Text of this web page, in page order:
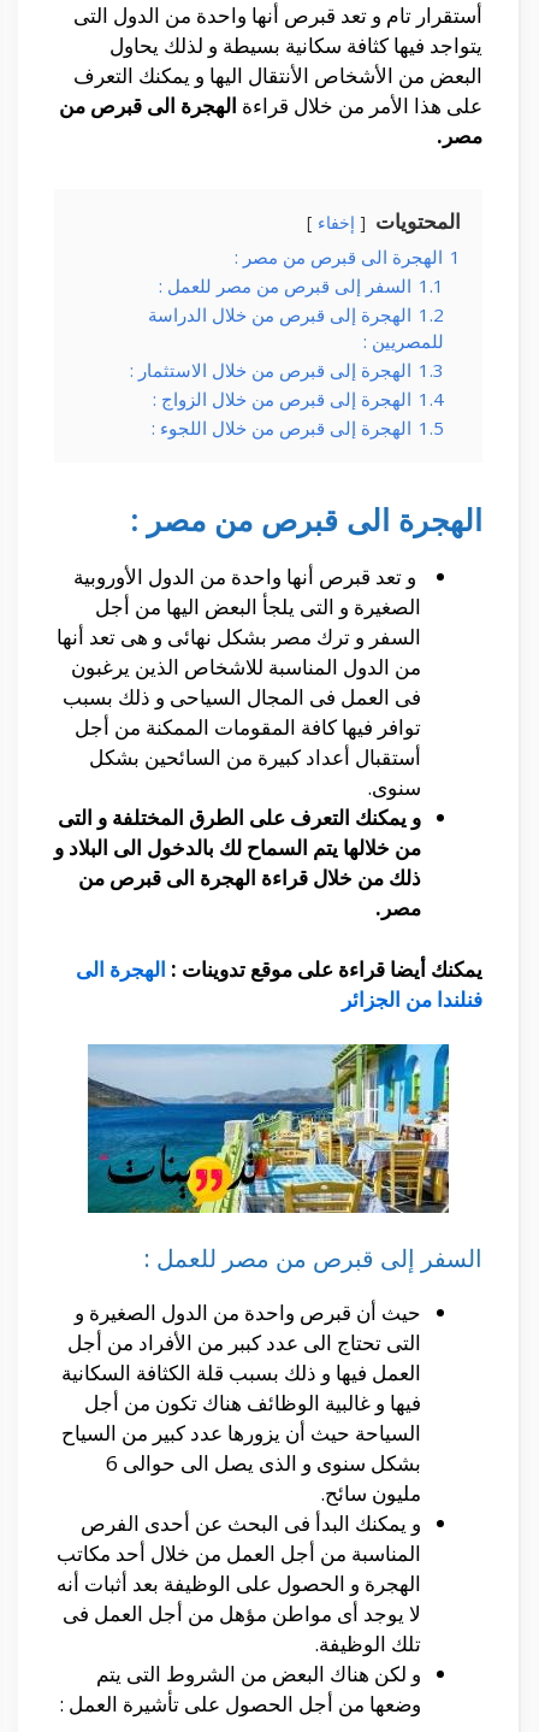
أستقرار تام و تعد قبرص أنها واحدة من الدول التى
يتواجد فيها كثافة سكانية بسيطة و لذلك يحاول
البعض من الأشخاص الأنتقال اليها و يمكنك التعرف
على هذا الأمر من خلال قراءة الهجرة الى قبرص من
مصر.
المحتويات إخفاء
1 الهجرة الى قبرص من مصر :
1.1 السفر إلى قبرص من مصر للعمل :
1.2 الهجرة إلى قبرص من خلال الدراسة
للمصريين :
1.3 الهجرة إلى قبرص من خلال الاستثمار :
1.4 الهجرة إلى قبرص من خلال الزواج :
1.5 الهجرة إلى قبرص من خلال اللجوء :
الهجرة الى قبرص من مصر :
و تعد قبرص أنها واحدة من الدول الأوروبية
الصغيرة و التى يلجأ البعض اليها من أجل
السفر و ترك مصر بشكل نهائى و هى تعد أنها
من الدول المناسبة للاشخاص الذين يرغبون
فى العمل فى المجال السياحى و ذلك بسبب
توافر فيها كافة المقومات الممكنة من أجل
أستقبال أعداد كبيرة من السائحين بشكل
سنوى.
و يمكنك التعرف على الطرق المختلفة و التى
من خلالها يتم السماح لك بالدخول الى البلاد و
ذلك من خلال قراءة الهجرة الى قبرص من
مصر.
يمكنك أيضا قراءة على موقع تدوينات : الهجرة الى
فنلندا من الجزائر
السفر إلى قبرص من مصر للعمل :
حيث أن قبرص واحدة من الدول الصغيرة و
التى تحتاج الى عدد كببر من الأفراد من أجل
العمل فيها و ذلك بسبب قلة الكثافة السكانية
فيها و غالبية الوظائف هناك تكون من أجل
السياحة حيث أن يزورها عدد كبير من السياح
بشكل سنوى و الذى يصل الى حوالى 6
مليون سائح.
و يمكنك البدأ فى البحث عن أحدى الفرص
المناسبة من أجل العمل من خلال أحد مكاتب
الهجرة و الحصول على الوظيفة بعد أثبات أنه
لا يوجد أى مواطن مؤهل من أجل العمل فى
تلك الوظيفة.
و لكن هناك البعض من الشروط التى يتم
وضعها من أجل الحصول على تأشيرة العمل :